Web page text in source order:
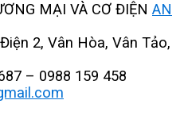
MẠI VÀ CƠ ĐIỆN AN
2, Vân Hòa, Vân Tảo,
– 0988 159 458